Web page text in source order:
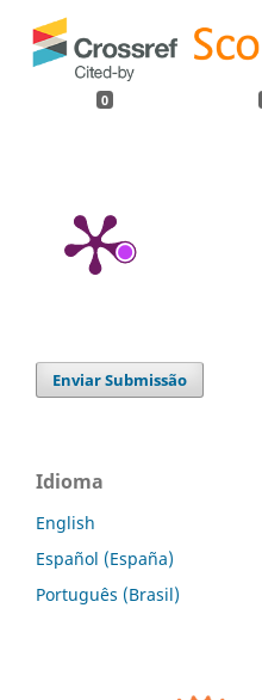
0
Enviar Submissão
Idioma
English
Español (España)
Português (Brasil)